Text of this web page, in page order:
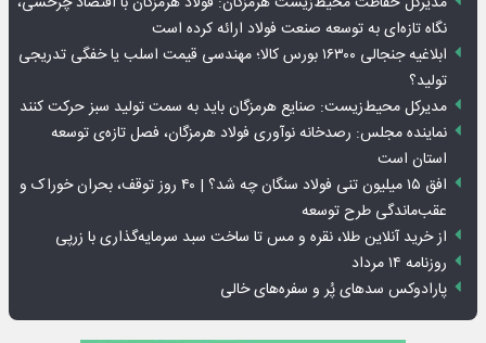
نگاه تازه‌ای به توسعه صنعت فولاد ارائه کرده است
ابلاغیه جنجالی ۱۶۳۰۰ بورس کالا؛ مهندسی قیمت اسلب یا خفگی تدریجی
تولید؟
مدیرکل محیط‌زیست: صنایع هرمزگان باید به سمت تولید سبز حرکت کنند
نماینده مجلس: رصدخانه نوآوری فولاد هرمزگان، فصل تازه‌ی توسعه
استان است
افق ۱۵ میلیون تنی فولاد سنگان چه شد؟ | ۴۰ روز توقف، بحران خوراک و
عقب‌ماندگی طرح توسعه
از خرید آنلاین طلا، نقره و مس تا ساخت سبد سرمایه‌گذاری با زرپی
روزنامه ۱۴ مرداد
پارادوکس سدهای پُر و سفره‌های خالی